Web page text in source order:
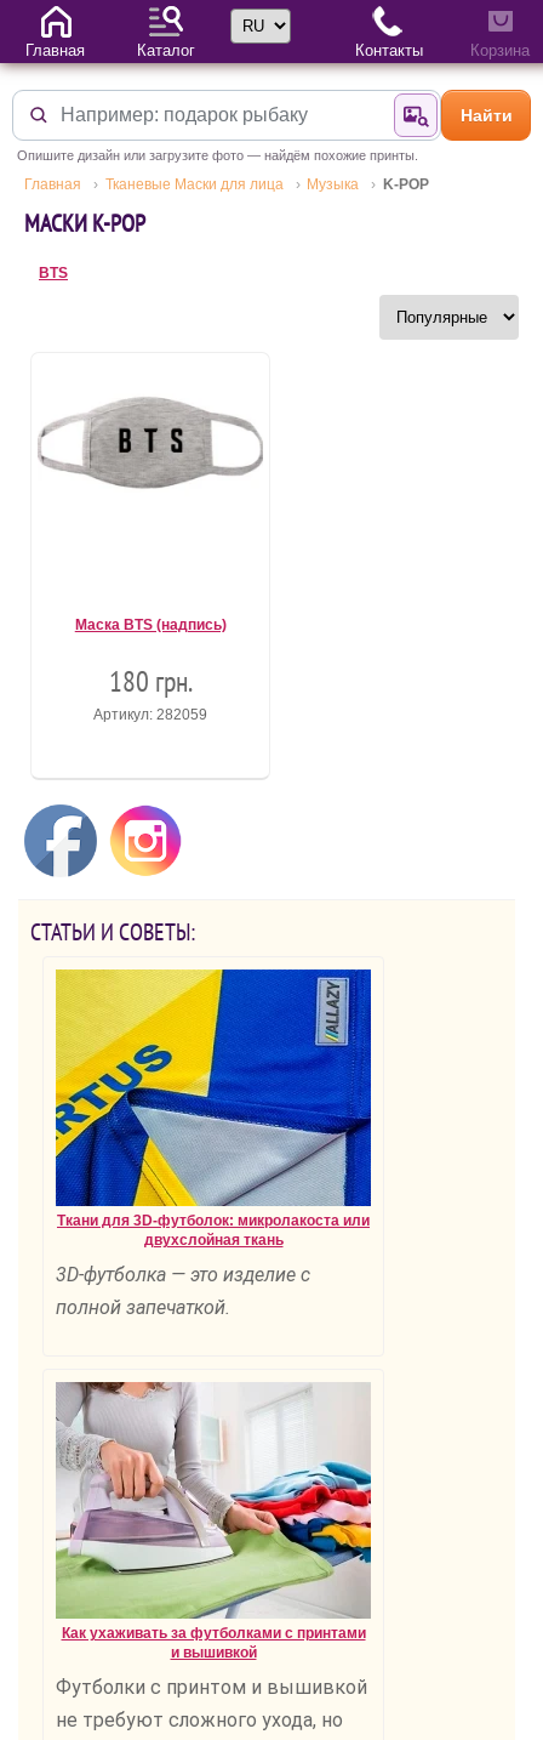
Найти поНайти
Опишите дизайн или загрузите фото — найдём похожие принты.
Главная Тканевые Маски для лица Музыка K-POP
МАСКИ K-POP
BTS
Маска BTS (надпись)
180 грн.
Артикул: 282059
СТАТЬИ И СОВЕТЫ:
Ткани для 3D-футболок: микролакоста или
двухслойная ткань
3D-футболка — это изделие с
полной запечаткой.
Как ухаживать за футболками с принтами
и вышивкой
Футболки с принтом и вышивкой
не требуют сложного ухода, но
Главная Каталог
Выбор языка
Контакты Корзина